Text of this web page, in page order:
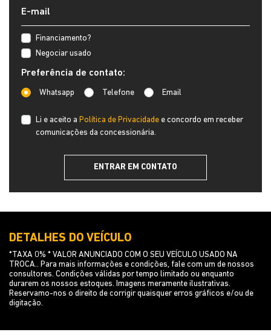
Financiamento?
Negociar usado
Preferência de contato:
Whatsapp Telefone Email
Li e aceito a Política de Privacidade e concordo em receber
comunicações da concessionária.
ENTRAR EM CONTATO
DETALHES DO VEÍCULO
*TAXA 0% * VALOR ANUNCIADO COM O SEU VEÍCULO USADO NA
TROCA.. Para mais informações e condições, fale com um de nossos
consultores. Condições válidas por tempo limitado ou enquanto
durarem os nossos estoques. Imagens meramente ilustrativas.
Reservamo-nos o direito de corrigir quaisquer erros gráficos e/ou de
digitação.